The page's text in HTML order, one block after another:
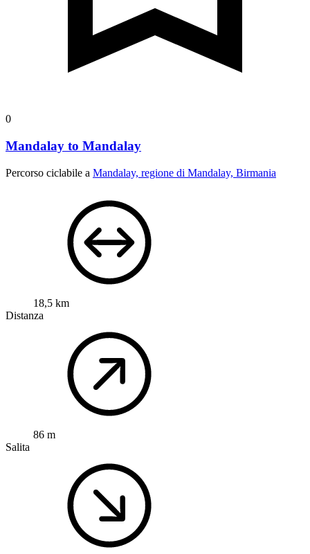
0
Mandalay to Mandalay
Percorso ciclabile a Mandalay, regione di Mandalay, Birmania
18,5 km
Distanza
86 m
Salita